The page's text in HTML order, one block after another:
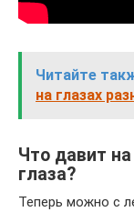
Читайте
на глазах
Что давит
глаза?
Теперь можно с